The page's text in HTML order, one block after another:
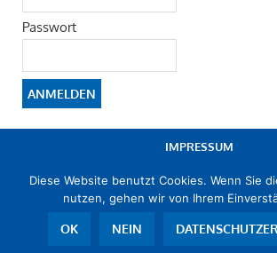
Passwort
IMPRESSUM
DATENSCHUTZERKLÄRUNG
© 2019 -2026 FWG Ludwigshafen e. V. -
Diese Website benutzt Cookies. Wenn Sie
nutzen, gehen wir von Ihrem
OK NEIN